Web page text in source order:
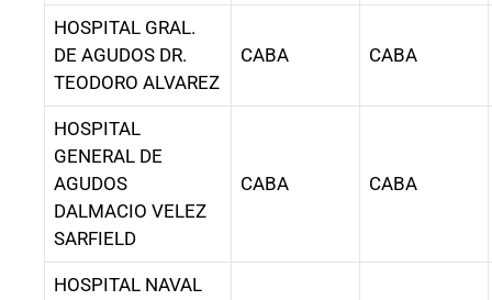
HOSPITAL GRAL.
DE AGUDOS DR.
TEODORO ALVAREZ
CABA CABA
HOSPITAL
GENERAL DE
AGUDOS
DALMACIO VELEZ
SARFIELD
CABA CABA
HOSPITAL NAVAL